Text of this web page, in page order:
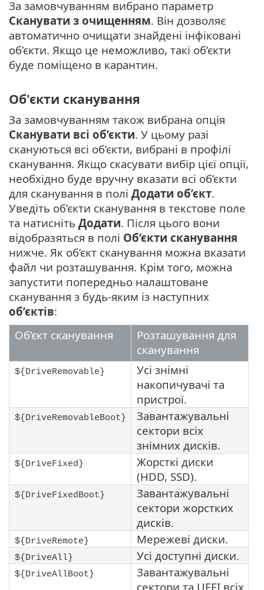
За замовчуванням вибрано параметр
Сканувати з очищенням. Він дозволяє
автоматично очищати знайдені інфіковані
об’єкти. Якщо це неможливо, такі об’єкти
буде поміщено в карантин.
Об'єкти сканування
За замовчуванням також вибрана опція
Сканувати всі об’єкти. У цьому разі
скануються всі об’єкти, вибрані в профілі
сканування. Якщо скасувати вибір цієї опції,
необхідно буде вручну вказати всі об’єкти
для сканування в полі Додати об’єкт.
Уведіть об’єкти сканування в текстове поле
та натисніть Додати. Після цього вони
відобразяться в полі Об’єкти сканування
нижче. Як об’єкт сканування можна вказати
файл чи розташування. Крім того, можна
запустити попередньо налаштоване
сканування з будь-яким із наступних
об’єктів:
Об’єкт сканування
Розташування для
сканування
${DriveRemovable}
Усі знімні
накопичувачі та
пристрої.
${DriveRemovableBoot}
Завантажувальні
сектори всіх
знімних дисків.
${DriveFixed}
Жорсткі диски
(HDD, SSD).
${DriveFixedBoot}
Завантажувальні
сектори жорстких
дисків.
${DriveRemote} Мережеві диски.
${DriveAll} Усі доступні диски.
${DriveAllBoot}
Завантажувальні
сектори та UEFI всіх